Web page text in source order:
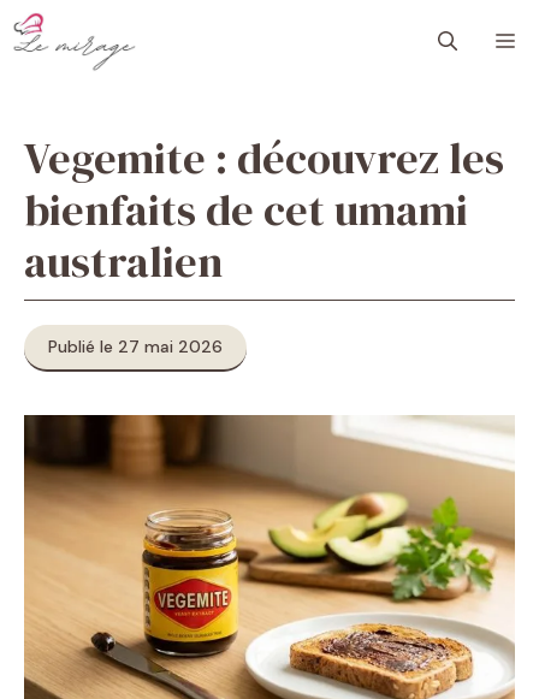
Aller
au
Vegemite : découvrez les
bienfaits de cet umami
australien
Publié le 27 mai 2026